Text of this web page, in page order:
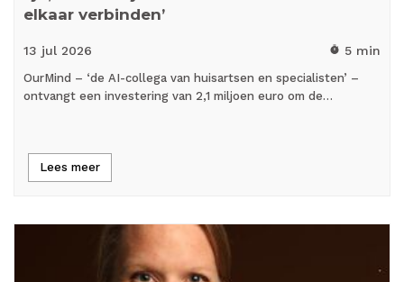
elkaar verbinden’
13 jul 2026 timer 5 min
OurMind – ‘de AI-collega van huisartsen en specialisten’ –
ontvangt een investering van 2,1 miljoen euro om de…
Lees meer